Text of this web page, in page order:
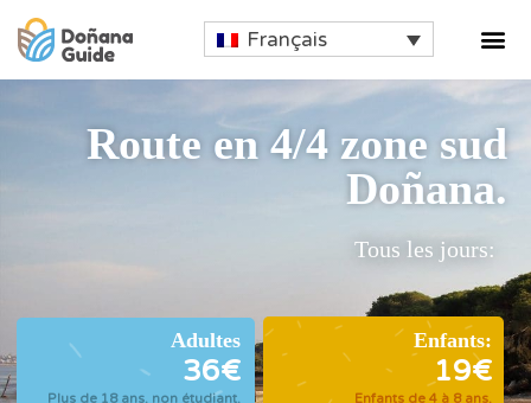
Français
Route en 4/4 zone sud
Doñana.
Tous les jours:
Adultes
36€
Plus de 18 ans. non étudiant.
Enfants:
19€
Enfants de 4 à 8 ans.